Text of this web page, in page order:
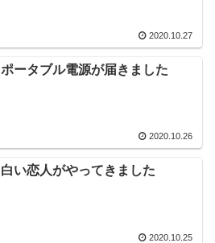
2020.10.27
ポータブル電源が届きました
2020.10.26
白い恋人がやってきました
2020.10.25